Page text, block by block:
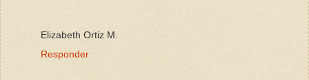
Elizabeth Ortiz M.
Responder